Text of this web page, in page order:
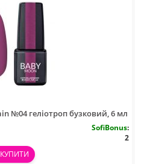
№04 геліотроп бузковий, 6 мл
SofiBonus:
2
КУПИТИ